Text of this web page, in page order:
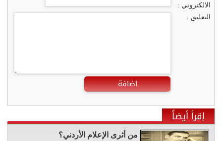
الالكتروني :
التعليق :
اضافة
إقرأ أيضاً
من أثرى الإعلام الأردني؟